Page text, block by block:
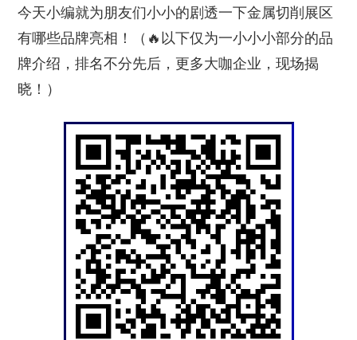
今天小编就为朋友们小小的剧透一下金属切削展区
有哪些品牌亮相！（🔥以下仅为一小小小部分的品
牌介绍，排名不分先后，更多大咖企业，现场揭
晓！）